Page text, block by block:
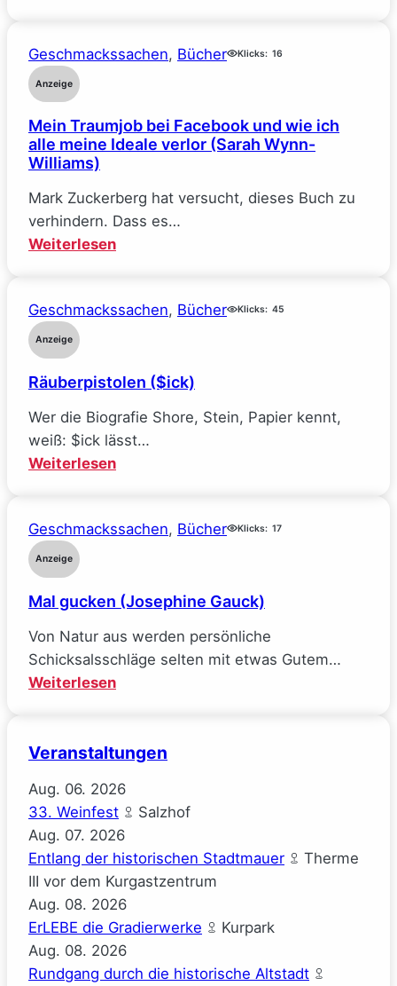
–
(Elle
Kennedy)
Geschmackssachen, Bücher Klicks: 16
Anzeige
Mein Traumjob bei Facebook und wie ich
alle meine Ideale verlor (Sarah Wynn-
Williams)
Mark Zuckerberg hat versucht, dieses Buch zu
verhindern. Dass es…
Weiterlesen:
bei
wie
alle
meine
Ideale
(Sarah
Geschmackssachen, Bücher Klicks: 45
Anzeige
Räuberpistolen ($ick)
Wer die Biografie Shore, Stein, Papier kennt,
weiß: $ick lässt…
Weiterlesen:
Geschmackssachen, Bücher Klicks: 17
Anzeige
Mal gucken (Josephine Gauck)
Von Natur aus werden persönliche
Schicksalsschläge selten mit etwas Gutem…
Weiterlesen:
(Josephine
Veranstaltungen
Aug. 06. 2026
33. Weinfest
Salzhof
Aug. 07. 2026
Entlang der historischen Stadtmauer
Therme
III vor dem Kurgastzentrum
Aug. 08. 2026
ErLEBE die Gradierwerke
Kurpark
Aug. 08. 2026
Rundgang durch die historische Altstadt